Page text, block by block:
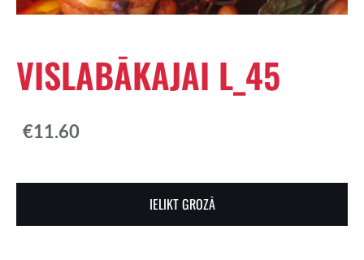
VISLABĀKAJAI L_45
€11.60
IELIKT GROZĀ